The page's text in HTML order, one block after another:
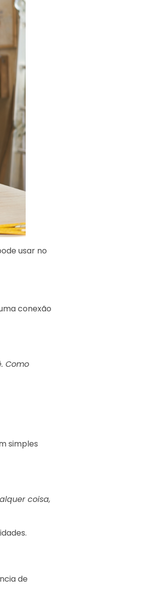
usar no
conexão
Como
simples
coisa,
de